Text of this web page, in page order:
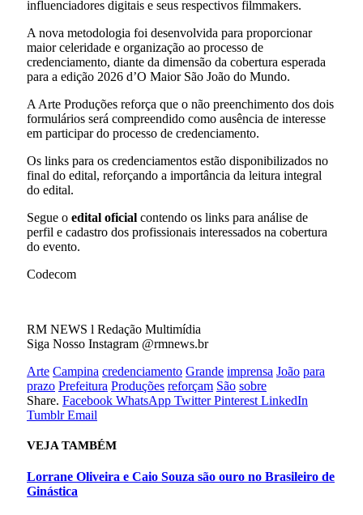
influenciadores digitais e seus respectivos filmmakers.
A nova metodologia foi desenvolvida para proporcionar
maior celeridade e organização ao processo de
credenciamento, diante da dimensão da cobertura esperada
para a edição 2026 d’O Maior São João do Mundo.
A Arte Produções reforça que o não preenchimento dos dois
formulários será compreendido como ausência de interesse
em participar do processo de credenciamento.
Os links para os credenciamentos estão disponibilizados no
final do edital, reforçando a importância da leitura integral
do edital.
Segue o edital oficial contendo os links para análise de
perfil e cadastro dos profissionais interessados na cobertura
do evento.
Codecom
RM NEWS l Redação Multimídia
Siga Nosso Instagram @rmnews.br
Arte Campina credenciamento Grande imprensa João para
prazo Prefeitura Produções reforçam São sobre
Share. Facebook WhatsApp Twitter Pinterest LinkedIn
Tumblr Email
VEJA TAMBÉM
Lorrane Oliveira e Caio Souza são ouro no Brasileiro de
Ginástica